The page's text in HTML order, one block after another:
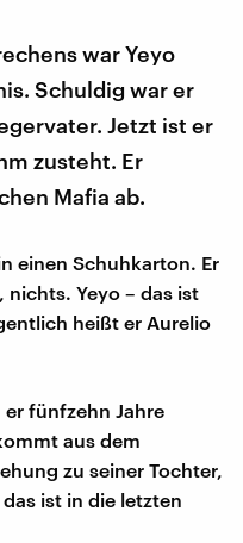
war Yeyo
Schuldig war er
Jetzt ist er
zusteht. Er
Mafia ab.
einen Schuhkarton. Er
nichts. Yeyo – das ist
heißt er Aurelio
er fünfzehn Jahre
aus dem
zu seiner Tochter,
ist in die letzten